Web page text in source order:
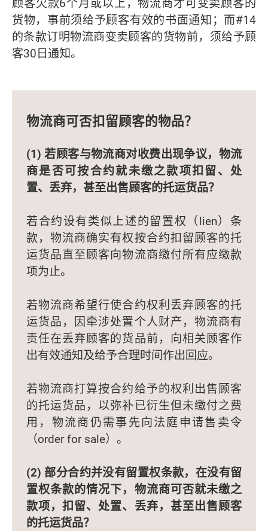
货物，事前须给予顾客有效的书面通知；而#14
的条款订明物流商变卖顾客的货物前，须给予顾
客30日通知。
物流商可否扣留顾客的物品？
(1) 若顾客与物流商对收费出现争议，物流
商是否可按合约就未缴之款项扣留、处
置、丢弃，甚至出售顾客的托运货品？
若合约设有类似上述的留置权（lien）条
款，物流商确实有权按合约扣留顾客的托
运货品直至顾客向物流商缴付所有应缴款
项为止。
若物流商希望行使合约权利丢弃顾客的托
运货品，因牵涉处置个人财产，物流商有
责任在丢弃顾客的货品前，向相关顾客作
出有效通知及给予合理时间作出回应。
若物流商打算按合约给予的权利出售顾客
的托运货品，以弥补已衍生但未缴付之费
用，物流商仍需事先向法庭申请售卖令
（order for sale）。
(2) 部分合约并没有留置权条款，在没有留
置权条款的情况下，物流商可否就未缴之
款项，扣留、处置、丢弃，甚至出售顾客
的托运货品？